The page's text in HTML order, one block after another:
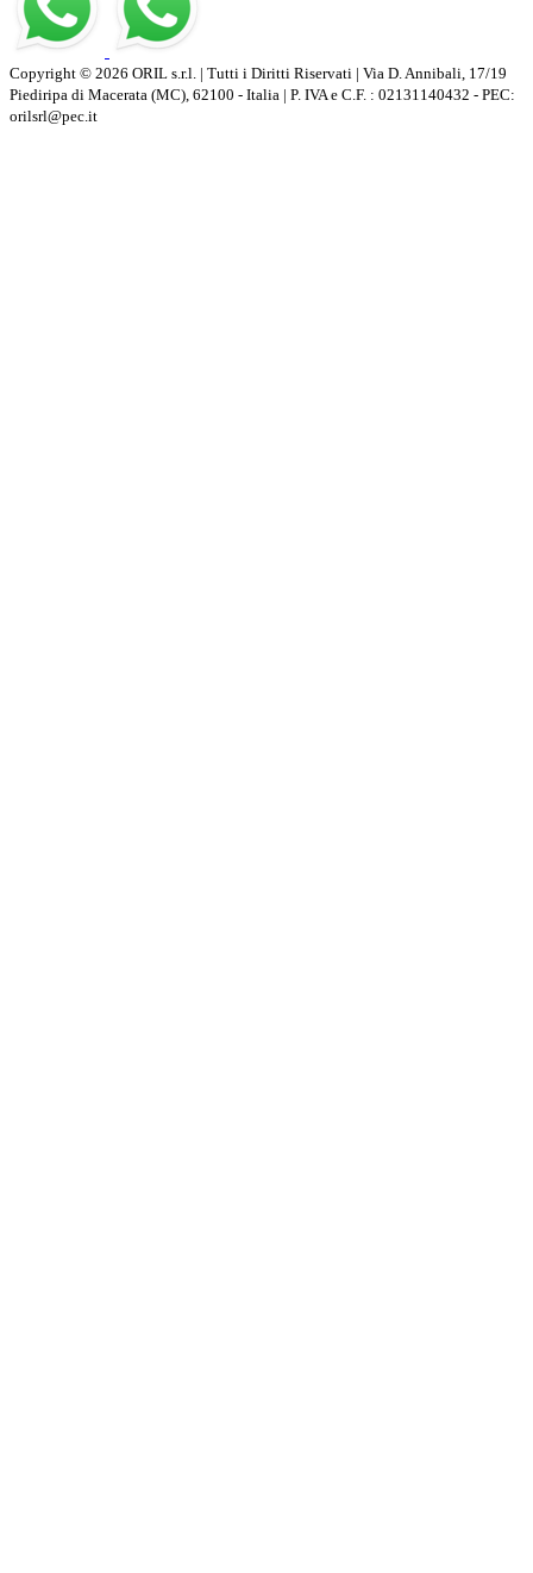
Copyright © 2026 ORIL s.r.l. | Tutti i Diritti Riservati | Via D. Annibali, 17/19
Piediripa di Macerata (MC), 62100 - Italia | P. IVA e C.F. : 02131140432 - PEC:
orilsrl@pec.it